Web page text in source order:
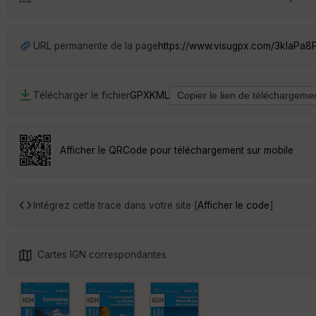
URL permanente de la pagehttps://www.visugpx.com/
Télécharger le fichierGPXKML
Afficher le QRCode pour téléchargement sur mobile
Intégrez cette trace dans votre site [Afficher le code]
Cartes IGN correspondantes